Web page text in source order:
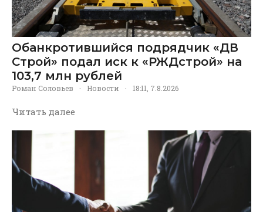
Обанкротившийся подрядчик «ДВ
Строй» подал иск к «РЖДстрой» на
103,7 млн рублей
Роман Соловьев · Новости · 18:11, 7.8.2026
Читать далее